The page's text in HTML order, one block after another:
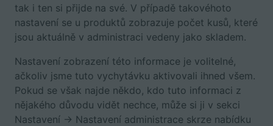
tak i ten si přijde na své. V případě takovéhoto
nastavení se u produktů zobrazuje počet kusů, které
jsou aktuálně v administraci vedeny jako skladem.
Nastavení zobrazení této informace je volitelné,
ačkoliv jsme tuto vychytávku aktivovali ihned všem.
Pokud se však najde někdo, kdo tuto informaci z
nějakého důvodu vidět nechce, může si ji v sekci
Nastavení -> Nastavení administrace skrze nabídku